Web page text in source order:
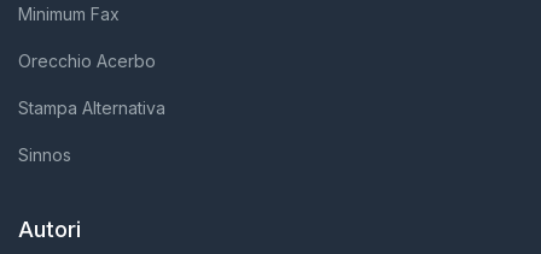
Minimum Fax
Orecchio Acerbo
Stampa Alternativa
Sinnos
Autori